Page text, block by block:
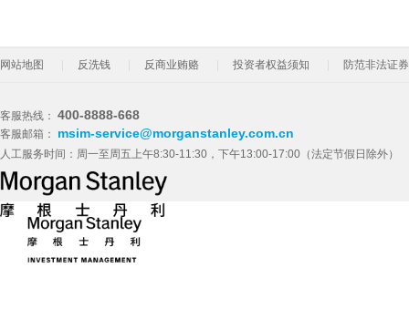
网站地图 反洗钱 反商业贿赂 投资者权益须知 防范非法证
客服热线： 400-8888-668
客服邮箱： msim-service@morganstanley.com.cn
人工服务时间：周一至周五上午8:30-11:30，下午13:00-17:00（法定节假日除外）